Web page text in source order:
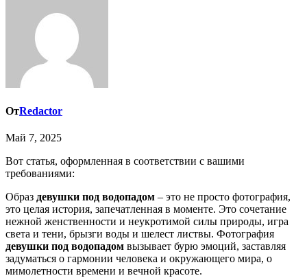
ОтRedactor
Май 7, 2025
Вот статья, оформленная в соответствии с вашими
требованиями:
Образ девушки под водопадом – это не просто фотография,
это целая история, запечатленная в моменте. Это сочетание
нежной женственности и неукротимой силы природы, игра
света и тени, брызги воды и шелест листвы. Фотография
девушки под водопадом вызывает бурю эмоций, заставляя
задуматься о гармонии человека и окружающего мира, о
мимолетности времени и вечной красоте.